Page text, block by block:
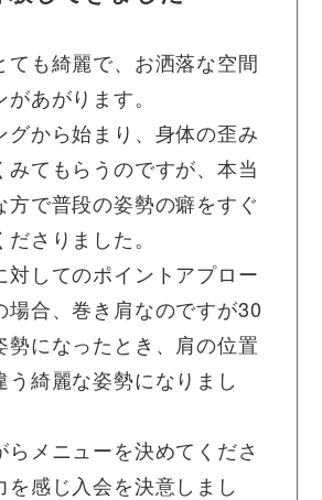
ても綺麗で、お洒落な空間
あがります。
グから始まり、身体の歪み
みてもらうのですが、本当
方で普段の姿勢の癖をすぐ
さりました。
対してのポイントアプロー
場合、巻き肩なのですが30
勢になったとき、肩の位置
う綺麗な姿勢になりまし
らメニューを決めてくださ
を感じ入会を決意しまし